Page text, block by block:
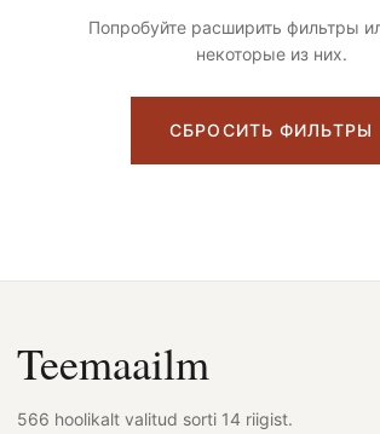
Попробуйте расширить фильтры
некоторые из них.
СБРОСИТЬ ФИЛЬТРЫ
Teemaailm
566 hoolikalt valitud sorti 14 riigist.